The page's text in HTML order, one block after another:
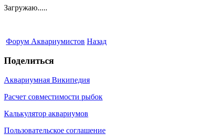
Загружаю.....
Форум Аквариумистов Назад
Поделиться
Аквариумная Википедия
Расчет совместимости рыбок
Калькулятор аквариумов
Пользовательское соглашение